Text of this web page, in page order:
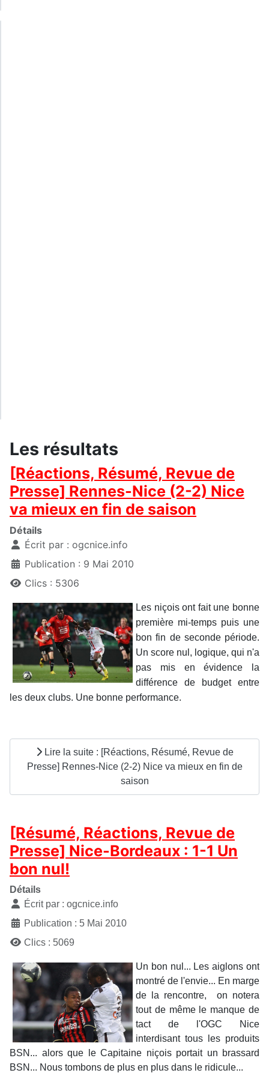
Les résultats
[Réactions, Résumé, Revue de
Presse] Rennes-Nice (2-2) Nice
va mieux en fin de saison
Détails
Écrit par : ogcnice.info
Publication : 9 Mai 2010
Clics : 5306
Les niçois ont fait une bonne
première mi-temps puis une
bon fin de seconde période.
Un score nul, logique, qui n'a
pas mis en évidence la
différence de budget entre
les deux clubs. Une bonne performance.
Lire la suite : [Réactions, Résumé, Revue de
Presse] Rennes-Nice (2-2) Nice va mieux en fin de
saison
[Résumé, Réactions, Revue de
Presse] Nice-Bordeaux : 1-1 Un
bon nul!
Détails
Écrit par : ogcnice.info
Publication : 5 Mai 2010
Clics : 5069
Un bon nul... Les aiglons ont
montré de l'envie... En marge
de la rencontre, on notera
tout de même le manque de
tact de l'OGC Nice
interdisant tous les produits
BSN... alors que le Capitaine niçois portait un brassard
BSN... Nous tombons de plus en plus dans le ridicule...